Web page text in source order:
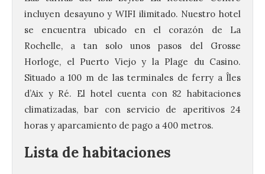
incluyen desayuno y WIFI ilimitado. Nuestro hotel
se encuentra ubicado en el corazón de La
Rochelle, a tan solo unos pasos del Grosse
Horloge, el Puerto Viejo y la Plage du Casino.
Situado a 100 m de las terminales de ferry a Îles
d’Aix y Ré. El hotel cuenta con 82 habitaciones
climatizadas, bar con servicio de aperitivos 24
horas y aparcamiento de pago a 400 metros.
Lista de habitaciones